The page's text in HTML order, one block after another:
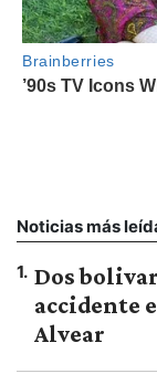
Noticias más
1. Dos
accidente
Alvear